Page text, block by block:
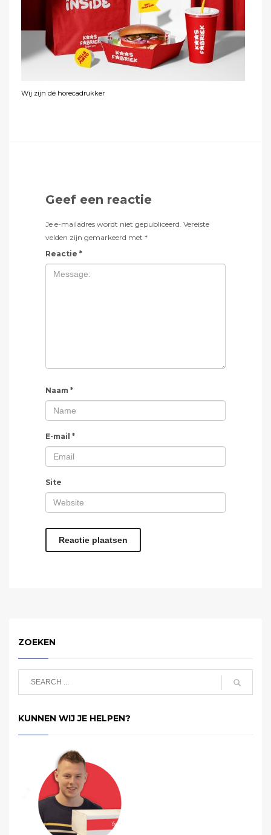
Wij zijn dé horecadrukker
Geef een reactie
Je e-mailadres wordt niet gepubliceerd. Vereiste
velden zijn gemarkeerd met *
Reactie *
Naam *
E-mail *
Site
ZOEKEN
KUNNEN WIJ JE HELPEN?